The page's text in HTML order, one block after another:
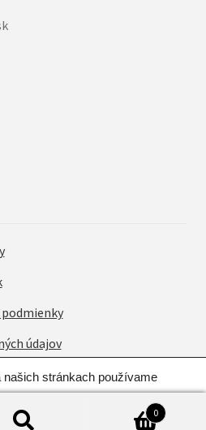
údajov
0
našich stránkach používame